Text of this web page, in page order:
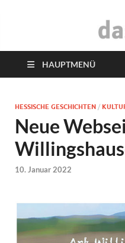
das
HAUPTMENÜ
HESSISCHE GESCHICHTEN /
Neue
10. Januar 2022